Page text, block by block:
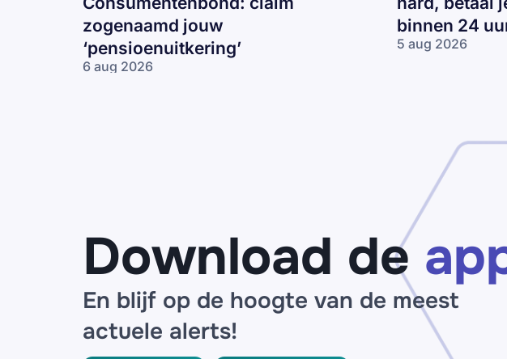
zogenaamd jouw
‘pensioenuitkering’
6 aug 2026
binnen 24
5 aug 2026
betaal
boete
van
€214
binnen
24
Download de
En blijf op de hoogte van de meest
actuele alerts!